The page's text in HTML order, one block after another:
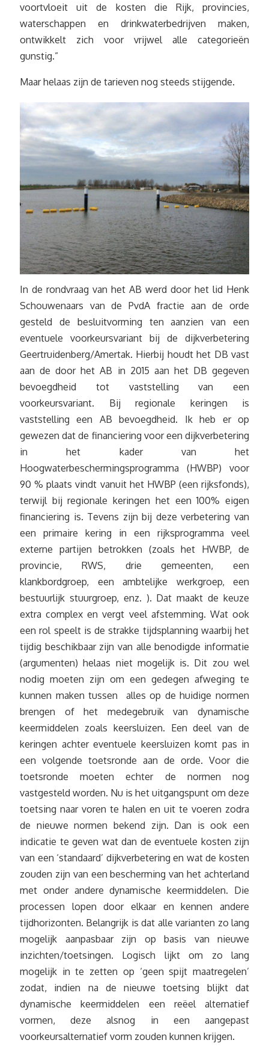
voortvloeit uit de kosten die Rijk, provincies,
waterschappen en drinkwaterbedrijven maken,
ontwikkelt zich voor vrijwel alle categorieën
gunstig.”
Maar helaas zijn de tarieven nog steeds stijgende.
In de rondvraag van het AB werd door het lid Henk
Schouwenaars van de PvdA fractie aan de orde
gesteld de besluitvorming ten aanzien van een
eventuele voorkeursvariant bij de dijkverbetering
Geertruidenberg/Amertak. Hierbij houdt het DB vast
aan de door het AB in 2015 aan het DB gegeven
bevoegdheid tot vaststelling van een
voorkeursvariant. Bij regionale keringen is
vaststelling een AB bevoegdheid. Ik heb er op
gewezen dat de financiering voor een dijkverbetering
in het kader van het
Hoogwaterbeschermingsprogramma (HWBP) voor
90 % plaats vindt vanuit het HWBP (een rijksfonds),
terwijl bij regionale keringen het een 100% eigen
financiering is. Tevens zijn bij deze verbetering van
een primaire kering in een rijksprogramma veel
externe partijen betrokken (zoals het HWBP, de
provincie, RWS, drie gemeenten, een
klankbordgroep, een ambtelijke werkgroep, een
bestuurlijk stuurgroep, enz. ). Dat maakt de keuze
extra complex en vergt veel afstemming. Wat ook
een rol speelt is de strakke tijdsplanning waarbij het
tijdig beschikbaar zijn van alle benodigde informatie
(argumenten) helaas niet mogelijk is. Dit zou wel
nodig moeten zijn om een gedegen afweging te
kunnen maken tussen alles op de huidige normen
brengen of het medegebruik van dynamische
keermiddelen zoals keersluizen. Een deel van de
keringen achter eventuele keersluizen komt pas in
een volgende toetsronde aan de orde. Voor die
toetsronde moeten echter de normen nog
vastgesteld worden. Nu is het uitgangspunt om deze
toetsing naar voren te halen en uit te voeren zodra
de nieuwe normen bekend zijn. Dan is ook een
indicatie te geven wat dan de eventuele kosten zijn
van een ‘standaard’ dijkverbetering en wat de kosten
zouden zijn van een bescherming van het achterland
met onder andere dynamische keermiddelen. Die
processen lopen door elkaar en kennen andere
tijdhorizonten. Belangrijk is dat alle varianten zo lang
mogelijk aanpasbaar zijn op basis van nieuwe
inzichten/toetsingen. Logisch lijkt om zo lang
mogelijk in te zetten op ‘geen spijt maatregelen’
zodat, indien na de nieuwe toetsing blijkt dat
dynamische keermiddelen een reëel alternatief
vormen, deze alsnog in een aangepast
voorkeursalternatief vorm zouden kunnen krijgen.